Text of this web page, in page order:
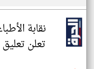
نقابة
تعلن